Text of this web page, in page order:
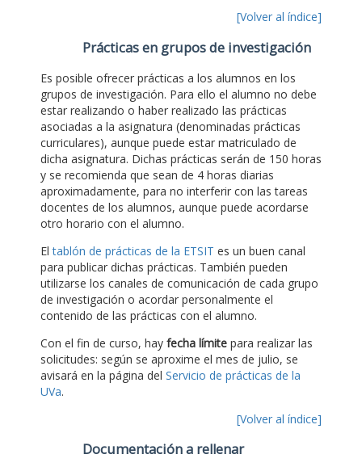
[Volver al índice]
Prácticas en grupos de investigación
Es posible ofrecer prácticas a los alumnos en los
grupos de investigación. Para ello el alumno no debe
estar realizando o haber realizado las prácticas
asociadas a la asignatura (denominadas prácticas
curriculares), aunque puede estar matriculado de
dicha asignatura. Dichas prácticas serán de 150 horas
y se recomienda que sean de 4 horas diarias
aproximadamente, para no interferir con las tareas
docentes de los alumnos, aunque puede acordarse
otro horario con el alumno.
Eltablón de prácticas de la ETSIT es un buen canal
para publicar dichas prácticas. También pueden
utilizarse los canales de comunicación de cada grupo
de investigación o acordar personalmente el
contenido de las prácticas con el alumno.
Con el fin de curso, hay fecha límite para realizar las
solicitudes: según se aproxime el mes de julio, se
avisará en la página del Servicio de prácticas de la
UVa.
[Volver al índice]
Documentación a rellenar